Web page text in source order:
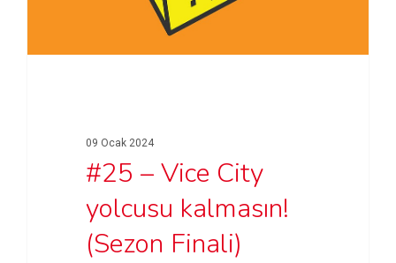
09 Ocak 2024
#25 – Vice City
yolcusu kalmasın!
(Sezon Finali)